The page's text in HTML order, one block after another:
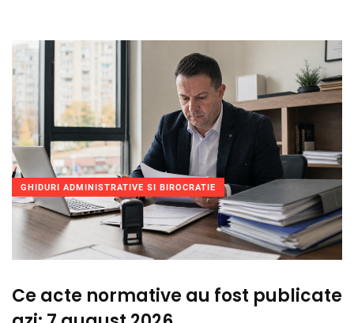
GHIDURI ADMINISTRATIVE SI BIROCRATIE
Ce acte normative au fost publicate